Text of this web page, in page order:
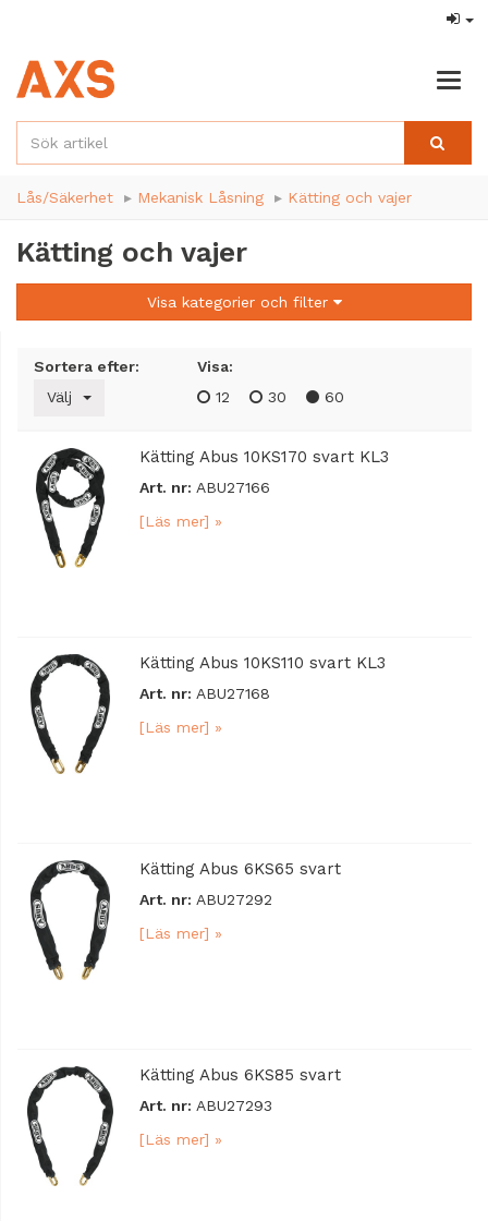
Lås/Säkerhet Mekanisk Låsning Kätting och vajer
Kätting och vajer
Visa kategorier och filter
Sortera efter:
Välj
Visa:
12
30 60
Kätting Abus 10KS170 svart KL3
Art. nr: ABU27166
[Läs mer] »
Kätting Abus 10KS110 svart KL3
Art. nr: ABU27168
[Läs mer] »
Kätting Abus 6KS65 svart
Art. nr: ABU27292
[Läs mer] »
Kätting Abus 6KS85 svart
Art. nr: ABU27293
[Läs mer] »